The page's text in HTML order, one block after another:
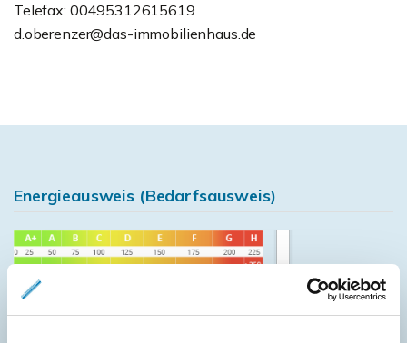
Telefax: 00495312615619
d.oberenzer@das-immobilienhaus.de
Energieausweis (Bedarfsausweis)
Endenergiebedarf